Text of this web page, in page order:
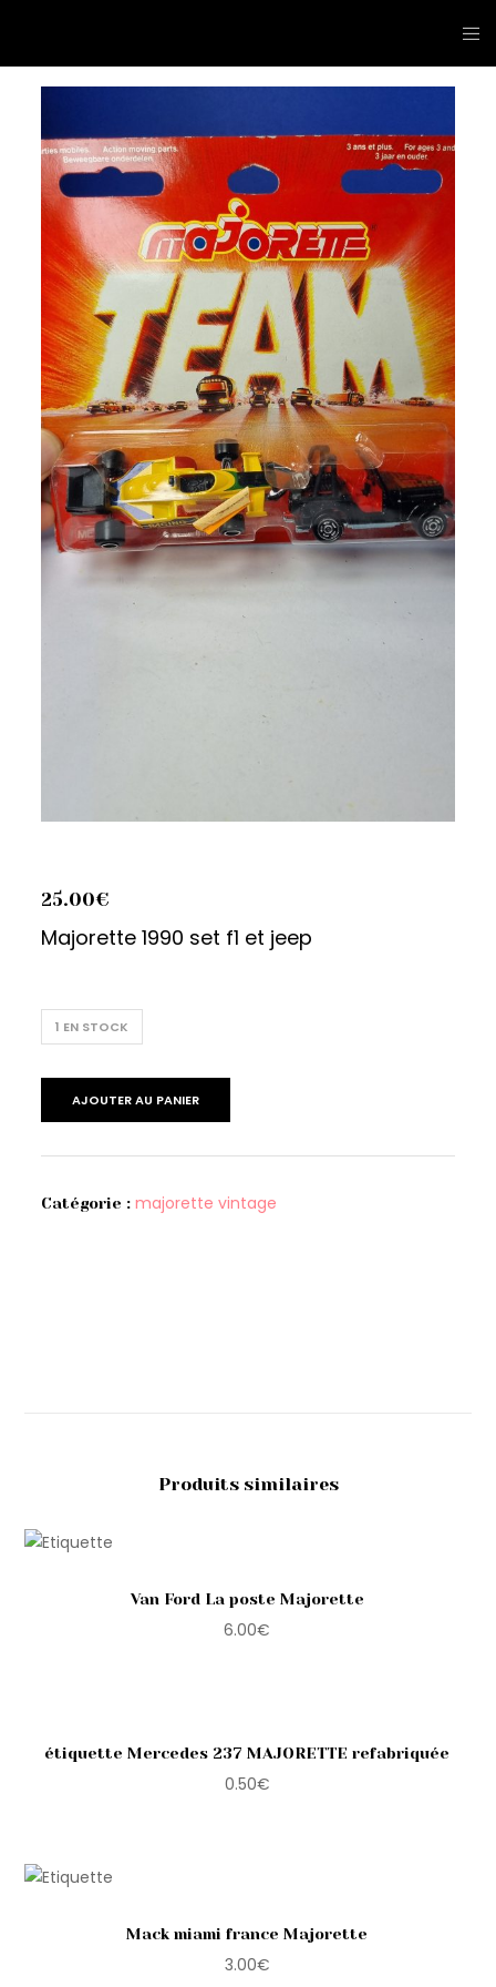
25.00€
Majorette 1990 set f1 et jeep
1 EN STOCK
AJOUTER AU PANIER
Catégorie : majorette vintage
Produits similaires
Van Ford La poste Majorette
6.00€
étiquette Mercedes 237 MAJORETTE refabriquée
0.50€
Mack miami france Majorette
3.00€